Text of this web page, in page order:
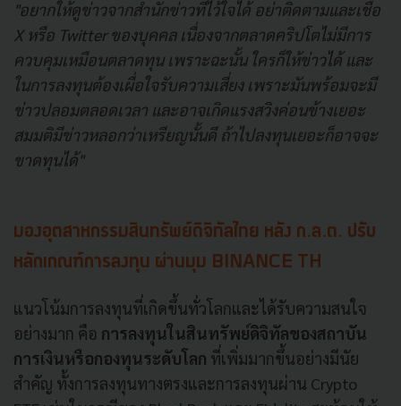
"อยากให้ดูข่าวจากสำนักข่าวที่ไว้ใจได้ อย่าติดตามและเชื่อ
X หรือ Twitter ของบุคคล เนื่องจากตลาดคริปโตไม่มีการ
ควบคุมเหมือนตลาดทุน เพราะฉะนั้น ใครก็ให้ข่าวได้ และ
ในการลงทุนต้องเผื่อใจรับความเสี่ยง เพราะมันพร้อมจะมี
ข่าวปลอมตลอดเวลา และอาจเกิดแรงสวิงค่อนข้างเยอะ
สมมติมีข่าวหลอกว่าเหรียญนั้นดี ถ้าไปลงทุนเยอะก็อาจจะ
ขาดทุนได้"
มองอุตสาหกรรมสินทรัพย์ดิจิทัลไทย หลัง ก.ล.ต. ปรับ
หลักเกณฑ์การลงทุน ผ่านมุม BINANCE TH
แนวโน้มการลงทุนที่เกิดขึ้นทั่วโลกและได้รับความสนใจ
อย่างมาก คือ การลงทุนในสินทรัพย์ดิจิทัลของสถาบัน
การเงินหรือกองทุนระดับโลก ที่เพิ่มมากขึ้นอย่างมีนัย
สำคัญ ทั้งการลงทุนทางตรงและการลงทุนผ่าน Crypto